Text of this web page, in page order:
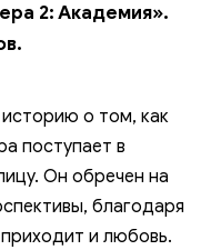
2: Академия».
историю о том, как
поступает в
Он обречен на
благодаря
и любовь.